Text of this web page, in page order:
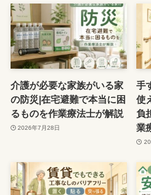
介護が必要な家族がいる家
の防災|在宅避難で本当に困
るものを作業療法士が解説
2026年7月28日
手
使
負
業